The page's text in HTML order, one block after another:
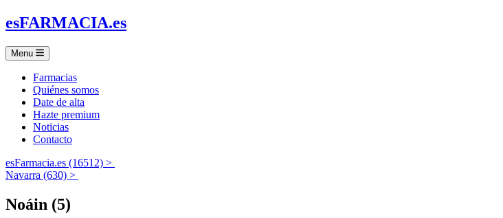
esFARMACIA.es
Menu
Farmacias
Quiénes somos
Date de alta
Hazte premium
Noticias
Contacto
esFarmacia.es (16512) >
Navarra (630) >
Noáin (5)